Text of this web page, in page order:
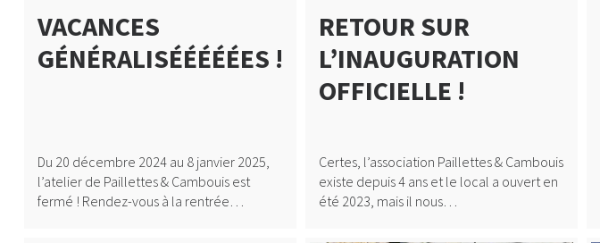
VACANCES
GÉNÉRALISÉÉÉÉÉES !
Du 20 décembre 2024 au 8 janvier 2025,
l’atelier de Paillettes & Cambouis est
fermé ! Rendez-vous à la rentrée…
RETOUR SUR
L’INAUGURATION
OFFICIELLE !
Certes, l’association Paillettes & Cambouis
existe depuis 4 ans et le local a ouvert en
été 2023, mais il nous…